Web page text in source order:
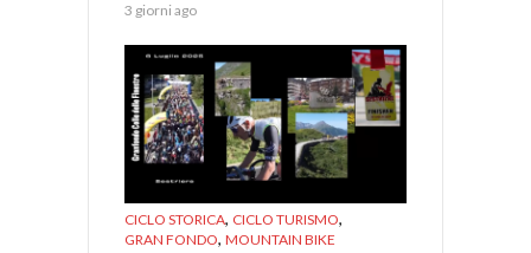
3 giorni ago
CICLO STORICA, CICLO TURISMO,
GRAN FONDO, MOUNTAIN BIKE